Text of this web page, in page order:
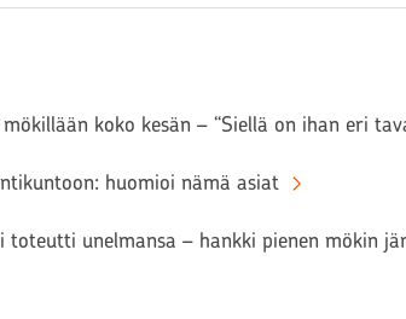
mökillään koko kesän – “Siellä on ihan eri
huomioi nämä asiat
toteutti unelmansa – hankki pienen mökin